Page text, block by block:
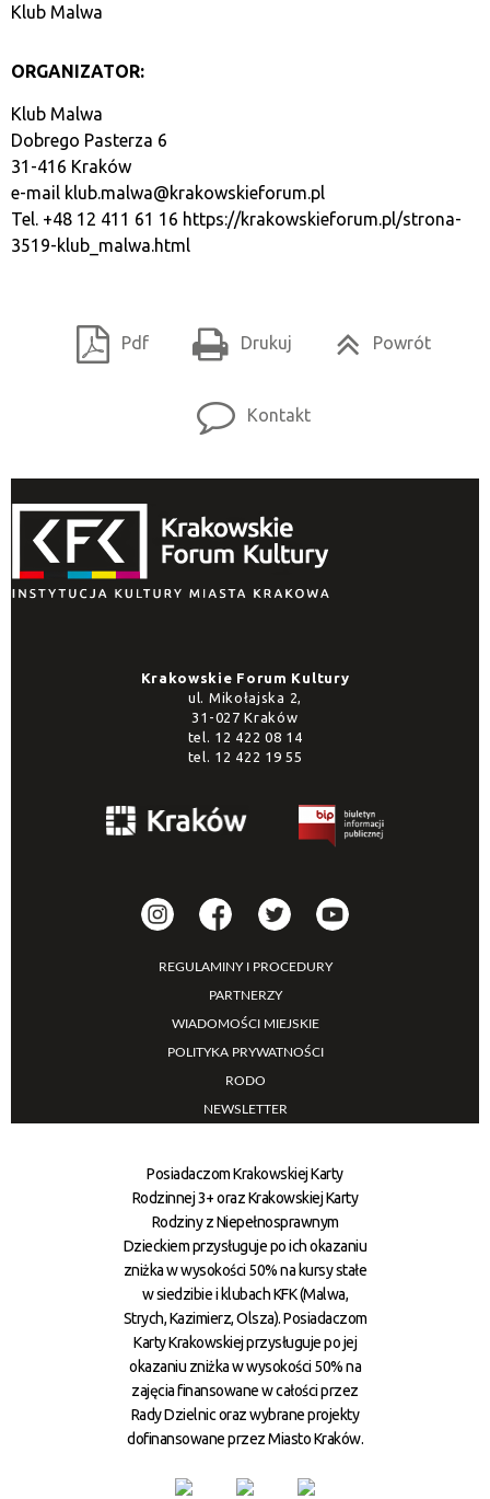
Klub Malwa
ORGANIZATOR:
Klub Malwa
Dobrego Pasterza 6
31-416 Kraków
e-mail klub.malwa@krakowskieforum.pl
Tel. +48 12 411 61 16 https://krakowskieforum.pl/strona-
3519-klub_malwa.html
Pdf Drukuj Powrót
Kontakt
Krakowskie Forum Kultury
ul. Mikołajska 2,
31-027 Kraków
tel. 12 422 08 14
tel. 12 422 19 55
REGULAMINY I PROCEDURY
PARTNERZY
WIADOMOŚCI MIEJSKIE
POLITYKA PRYWATNOŚCI
RODO
NEWSLETTER
Posiadaczom Krakowskiej Karty
Rodzinnej 3+ oraz Krakowskiej Karty
Rodziny z Niepełnosprawnym
Dzieckiem przysługuje po ich okazaniu
zniżka w wysokości 50% na kursy stałe
w siedzibie i klubach KFK (Malwa,
Strych, Kazimierz, Olsza). Posiadaczom
Karty Krakowskiej przysługuje po jej
okazaniu zniżka w wysokości 50% na
zajęcia finansowane w całości przez
Rady Dzielnic oraz wybrane projekty
dofinansowane przez Miasto Kraków.